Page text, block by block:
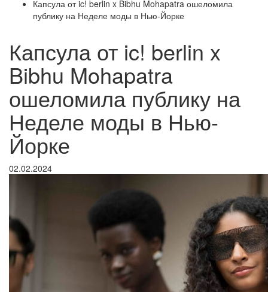
Капсула от ic! berlin x Bibhu Mohapatra ошеломила
публику на Неделе моды в Нью-Йорке
Капсула от ic! berlin x
Bibhu Mohapatra
ошеломила публику на
Неделе моды в Нью-
Йорке
02.02.2024